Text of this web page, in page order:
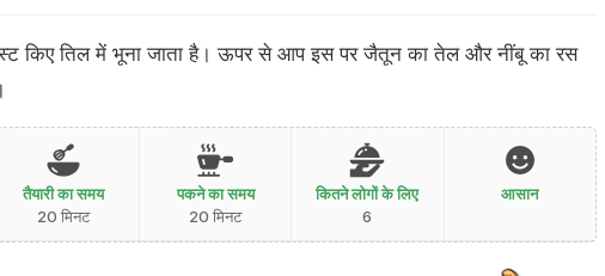
किए तिल में भूना जाता है। ऊपर से आप इस पर जैतून का तेल और नींबू का रस
तैयारी का समय
20 मिनट
पकने का समय
20 मिनट
कितने लोगों के लिए
6
आसान